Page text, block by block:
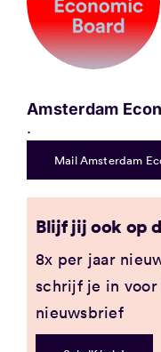
Amsterdam
.
Mail Amsterdam
Blijf jij ook op
8x per jaar
schrijf je in voor
nieuwsbrief